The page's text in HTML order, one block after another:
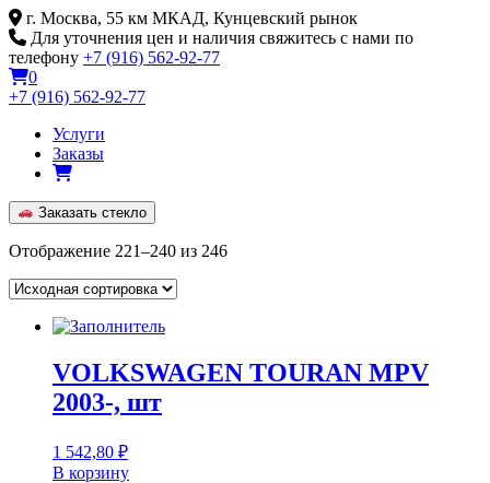
Skip
to
content
г. Москва, 55 км МКАД, Кунцевский рынок
Для уточнения цен и наличия свяжитесь с нами по
телефону +7 (916) 562-92-77
0
+7 (916) 562-92-77
Услуги
Заказы
Заказать стекло
Отображение 221–240 из 246
VOLKSWAGEN TOURAN MPV
2003-, шт
1 542,80 ₽
В корзину